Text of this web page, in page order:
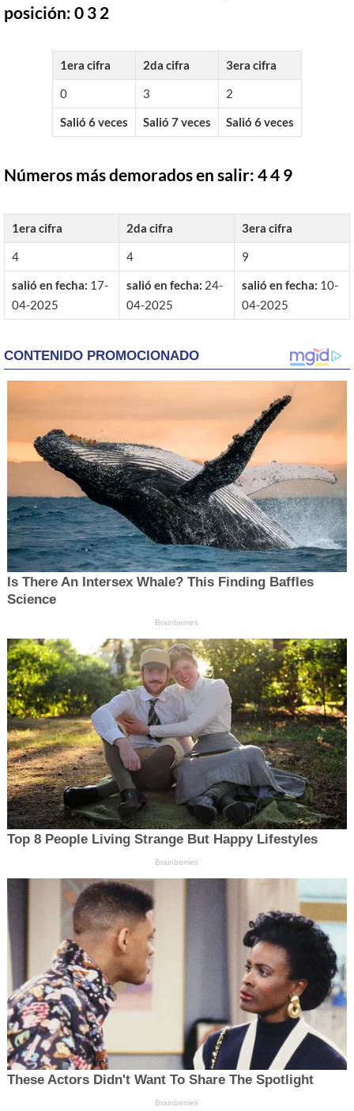
posición: 0 3 2
1era cifra 2da cifra
3era cifra
0
3
2
Salió 6 veces
Salió 7 veces Salió 6 veces
Números más demorados en salir: 4 4 9
1era cifra 2da cifra
3era cifra
4
4
9
salió en fecha: 17-
04-2025
salió en fecha: 24-
04-2025
salió en fecha: 10-
04-2025